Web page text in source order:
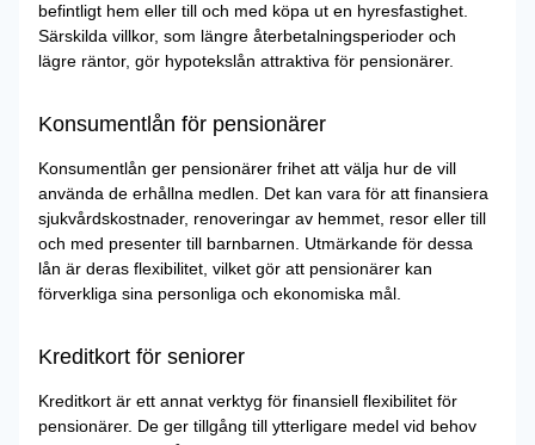
befintligt hem eller till och med köpa ut en hyresfastighet.
Särskilda villkor, som längre återbetalningsperioder och
lägre räntor, gör hypotekslån attraktiva för pensionärer.
Konsumentlån för pensionärer
Konsumentlån ger pensionärer frihet att välja hur de vill
använda de erhållna medlen. Det kan vara för att finansiera
sjukvårdskostnader, renoveringar av hemmet, resor eller till
och med presenter till barnbarnen. Utmärkande för dessa
lån är deras flexibilitet, vilket gör att pensionärer kan
förverkliga sina personliga och ekonomiska mål.
Kreditkort för seniorer
Kreditkort är ett annat verktyg för finansiell flexibilitet för
pensionärer. De ger tillgång till ytterligare medel vid behov